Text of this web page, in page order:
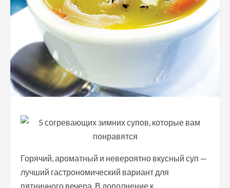
Горячий, ароматный и невероятно вкусный суп —
лучший гастрономический вариант для
пятничного вечера. В дополнение к